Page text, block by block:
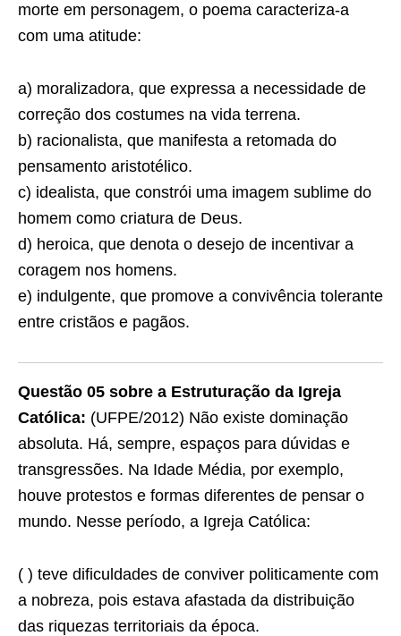
morte em personagem, o poema caracteriza-a
com uma atitude:
a) moralizadora, que expressa a necessidade de
correção dos costumes na vida terrena.
b) racionalista, que manifesta a retomada do
pensamento aristotélico.
c) idealista, que constrói uma imagem sublime do
homem como criatura de Deus.
d) heroica, que denota o desejo de incentivar a
coragem nos homens.
e) indulgente, que promove a convivência tolerante
entre cristãos e pagãos.
Questão 05 sobre a Estruturação da Igreja
Católica: (UFPE/2012) Não existe dominação
absoluta. Há, sempre, espaços para dúvidas e
transgressões. Na Idade Média, por exemplo,
houve protestos e formas diferentes de pensar o
mundo. Nesse período, a Igreja Católica:
( ) teve dificuldades de conviver politicamente com
a nobreza, pois estava afastada da distribuição
das riquezas territoriais da época.